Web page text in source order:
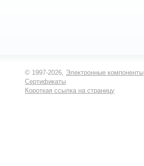
© 1997-2026, Электронные компоненты
Сертификаты
Короткая ссылка на страницу